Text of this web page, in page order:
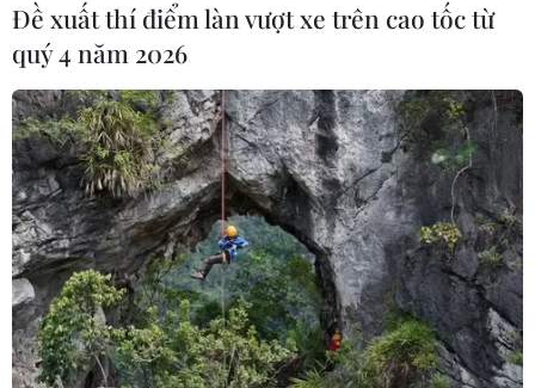
TIN CÙNG CHUYÊN MỤC
Thời tiết nắng nóng ở khu vực Trung
Bộ có khả năng kéo dài
10/08/2026 09:08
Lâm Đồng xử lý căn cơ các tồn tại
trong quản lý, bảo vệ rừng
10/08/2026 07:44
Đề xuất thí điểm làn vượt xe trên cao tốc từ
quý 4 năm 2026